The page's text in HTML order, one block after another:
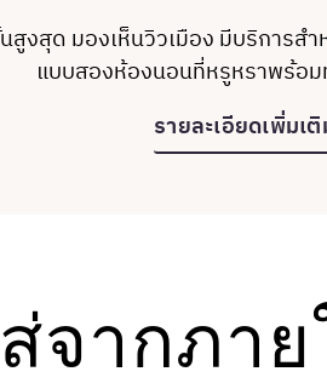
งสุด มองเห็นวิวเมือง มีบริการ
แบบสองห้องนอนที่หรูหราพร้อม
รายละเอียดเพิ่มเ
ส่จากภา